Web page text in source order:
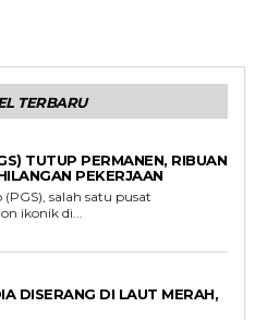
TERBARU
TUTUP PERMANEN, RIBUAN
PEKERJAAN
(PGS), salah satu pusat
ikonik di...
DISERANG DI LAUT MERAH,